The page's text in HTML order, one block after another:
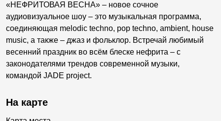
«НЕФРИТОВАЯ ВЕСНА» – новое сочное
аудиовизуальное шоу – это музыкальная программа,
соединяющая melodic techno, pop techno, ambient, house
music, а также – джаз и фольклор. Встречай любимый
весенний праздник во всём блеске нефрита – с
законодателями трендов современной музыки,
командой JADE project.
На карте